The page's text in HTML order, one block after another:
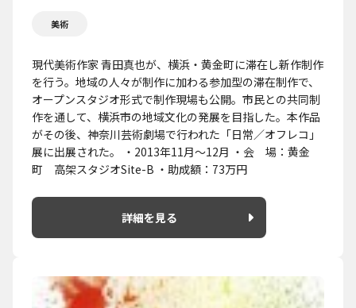
美術
現代美術作家 青田真也が、横浜・黄金町に滞在し新作制作
を行う。地域の人々が制作に加わる参加型の滞在制作で、
オープンスタジオ形式で制作現場も公開。市民との共同制
作を通して、横浜市の地域文化の発展を目指した。本作品
がその後、神奈川芸術劇場で行われた「日常／オフレコ」
展に出展された。 ・2013年11月～12月 ・会 場：黄金
町 高架スタジオSite-B ・助成額：73万円
詳細を見る